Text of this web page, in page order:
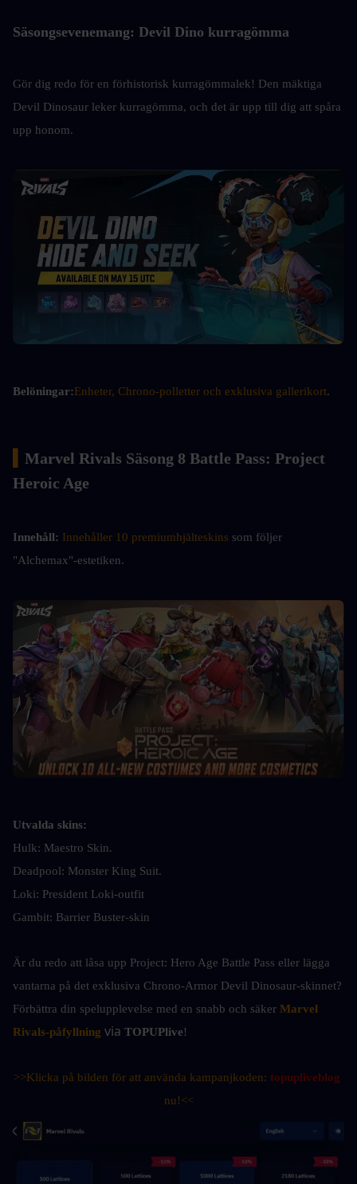
Säsongsevenemang: Devil Dino kurragömma
Gör dig redo för en förhistorisk kurragömmalek! Den mäktiga
Devil Dinosaur leker kurragömma, och det är upp till dig att spåra
upp honom.
Belöningar:Enheter, Chrono-polletter och exklusiva gallerikort.
Marvel Rivals Säsong 8 Battle Pass: Project
Heroic Age
Innehåll: Innehåller 10 premiumhjälteskins som följer
"Alchemax"-estetiken.
Utvalda skins:
Hulk: Maestro Skin.
Deadpool: Monster King Suit.
Loki: President Loki-outfit
Gambit: Barrier Buster-skin
Är du redo att låsa upp Project: Hero Age Battle Pass eller lägga
vantarna på det exklusiva Chrono-Armor Devil Dinosaur-skinnet?
Förbättra din spelupplevelse med en snabb och säker Marvel
Rivals-påfyllning via TOPUPlive!
>>Klicka på bilden för att använda kampanjkoden: topupliveblog
nu!<<